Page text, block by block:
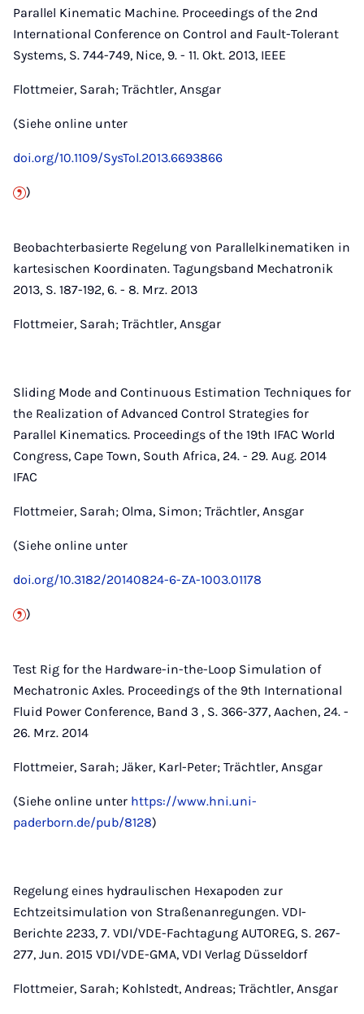
Parallel Kinematic Machine. Proceedings of the 2nd
International Conference on Control and Fault-Tolerant
Systems, S. 744-749, Nice, 9. - 11. Okt. 2013, IEEE
Flottmeier, Sarah; Trächtler, Ansgar
(Siehe online unter
doi.org/10.1109/SysTol.2013.6693866
)
Beobachterbasierte Regelung von Parallelkinematiken in
kartesischen Koordinaten. Tagungsband Mechatronik
2013, S. 187-192, 6. - 8. Mrz. 2013
Flottmeier, Sarah; Trächtler, Ansgar
Sliding Mode and Continuous Estimation Techniques for
the Realization of Advanced Control Strategies for
Parallel Kinematics. Proceedings of the 19th IFAC World
Congress, Cape Town, South Africa, 24. - 29. Aug. 2014
IFAC
Flottmeier, Sarah; Olma, Simon; Trächtler, Ansgar
(Siehe online unter
doi.org/10.3182/20140824-6-ZA-1003.01178
)
Test Rig for the Hardware-in-the-Loop Simulation of
Mechatronic Axles. Proceedings of the 9th International
Fluid Power Conference, Band 3 , S. 366-377, Aachen, 24. -
26. Mrz. 2014
Flottmeier, Sarah; Jäker, Karl-Peter; Trächtler, Ansgar
(Siehe online unter https://www.hni.uni-
paderborn.de/pub/8128)
Regelung eines hydraulischen Hexapoden zur
Echtzeitsimulation von Straßenanregungen. VDI-
Berichte 2233, 7. VDI/VDE-Fachtagung AUTOREG, S. 267-
277, Jun. 2015 VDI/VDE-GMA, VDI Verlag Düsseldorf
Flottmeier, Sarah; Kohlstedt, Andreas; Trächtler, Ansgar